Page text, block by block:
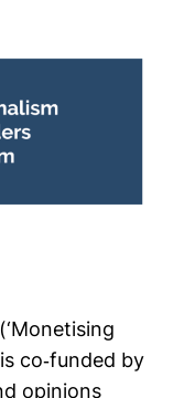
is co-​funded by
opi­nions